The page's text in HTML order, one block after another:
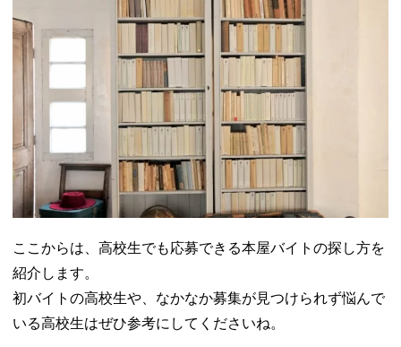
ここからは、高校生でも応募できる本屋バイトの探し方を
紹介します。
初バイトの高校生や、なかなか募集が見つけられず悩んで
いる高校生はぜひ参考にしてくださいね。